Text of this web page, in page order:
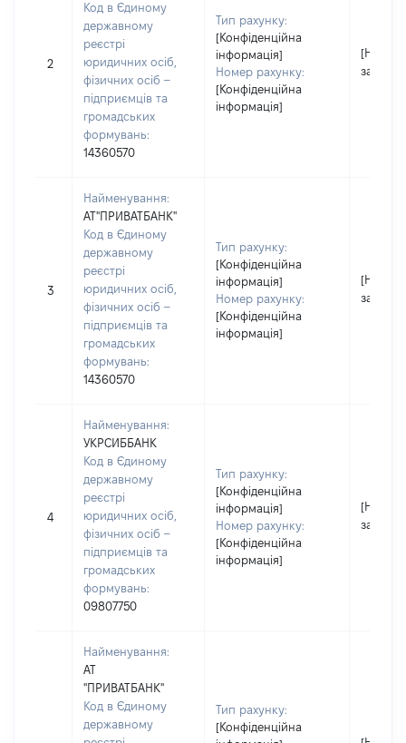
2
Код в Єдиному
державному
реєстрі
юридичних осіб,
фізичних осіб –
підприємців та
громадських
формувань:
14360570
Тип рахунку:
[Конфіденційна
інформація]
Номер рахунку:
[Конфіденційна
інформація]
[Не
3
Найменування:
АТ"ПРИВАТБАНК"
Код в Єдиному
державному
реєстрі
юридичних осіб,
фізичних осіб –
підприємців та
громадських
формувань:
14360570
Тип рахунку:
[Конфіденційна
інформація]
Номер рахунку:
[Конфіденційна
інформація]
[Не
4
Найменування:
УКРСИББАНК
Код в Єдиному
державному
реєстрі
юридичних осіб,
фізичних осіб –
підприємців та
громадських
формувань:
09807750
Тип рахунку:
[Конфіденційна
інформація]
Номер рахунку:
[Конфіденційна
інформація]
[Не
Найменування:
АТ
"ПРИВАТБАНК"
Код в Єдиному
державному
Тип рахунку:
[Конфіденційна